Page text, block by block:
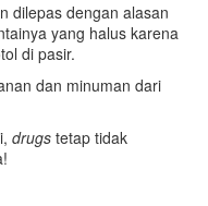
dengan alasan
yang halus karena
di pasir.
dan minuman dari
drugs tetap tidak